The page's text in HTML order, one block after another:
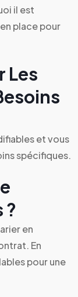
il est
place pour
Les
et vous
spécifiques.
?
en
En
pour une